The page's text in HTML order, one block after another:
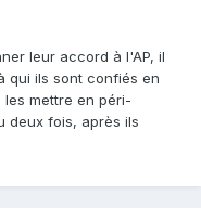
leur accord à l'AP, il
qui ils sont confiés en
mettre en péri-
deux fois, après ils